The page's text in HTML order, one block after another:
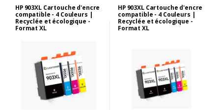
HP 903XL Cartouche d'encre
compatible - 4 Couleurs |
Recyclée et écologique -
Format XL
HP 903XL Cartouche d'encre
compatible - 4 Couleurs |
Recyclée et écologique -
Format XL